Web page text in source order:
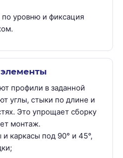
по уровню и фиксация
профили в заданной
углы, стыки по длине и
Это упрощает сборку
монтаж.
каркасы под 90° и 45°,